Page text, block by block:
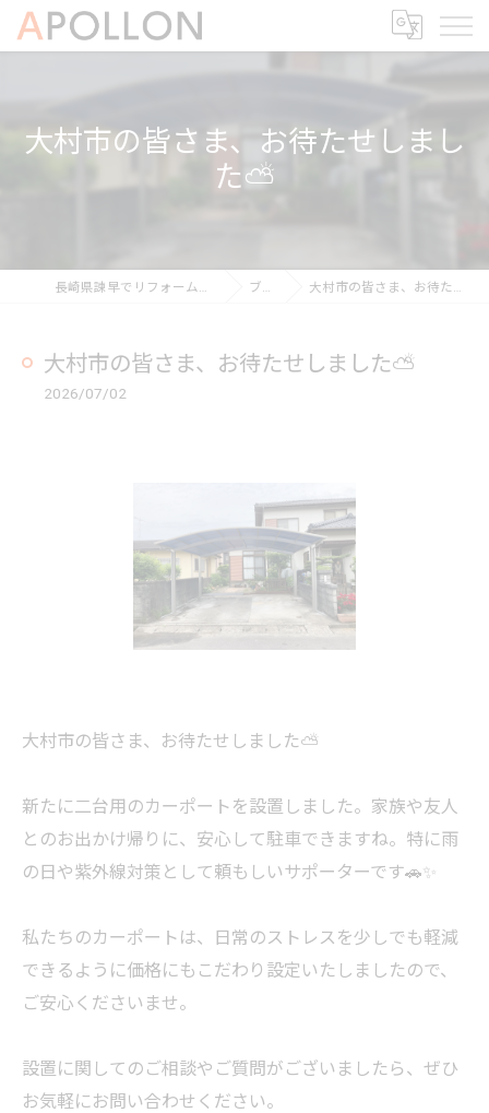
大村市の皆さま、お待たせしまし
た⛅️
長崎県諫早でリフォームならAPOLLON ブログ 大村市の皆さま、お待たせしました⛅️
大村市の皆さま、お待たせしました⛅️
2026/07/02
大村市の皆さま、お待たせしました⛅️
新たに二台用のカーポートを設置しました。家族や友人
とのお出かけ帰りに、安心して駐車できますね。特に雨
の日や紫外線対策として頼もしいサポーターです🚗✨
私たちのカーポートは、日常のストレスを少しでも軽減
できるように価格にもこだわり設定いたしましたので、
ご安心くださいませ。
設置に関してのご相談やご質問がございましたら、ぜひ
お気軽にお問い合わせください。